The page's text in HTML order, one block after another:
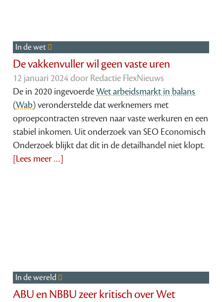
In de wet
De vakkenvuller wil geen vaste uren
12 januari 2024 door Redactie FlexNieuws
De in 2020 ingevoerdeWet arbeidsmarkt in balans
(Wab) veronderstelde dat werknemers met
oproepcontracten streven naar vaste werkuren en een
stabiel inkomen. Uit onderzoek van SEO Economisch
Onderzoek blijkt dat dit in de detailhandel niet klopt.
[Lees meer …]
In de wereld
ABU en NBBU zeer kritisch over Wet